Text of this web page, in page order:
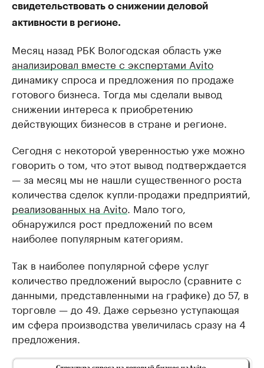
свидетельствовать о снижении деловой
активности в регионе.
Месяц назад РБК Вологодская область уже
анализировал вместе с экспертами Avito
динамику спроса и предложения по продаже
готового бизнеса. Тогда мы сделали вывод
снижении интереса к приобретению
действующих бизнесов в стране и регионе.
Сегодня с некоторой уверенностью уже можно
говорить о том, что этот вывод подтверждается
— за месяц мы не нашли существенного роста
количества сделок купли-продажи предприятий,
реализованных на Avito. Мало того,
обнаружился рост предложений по всем
наиболее популярным категориям.
Так в наиболее популярной сфере услуг
количество предложений выросло (сравните с
данными, представленными на графике) до 57, в
торговле — до 49. Даже серьезно уступающая
им сфера производства увеличилась сразу на 4
предложения.